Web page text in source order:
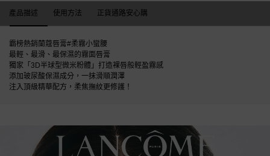
產品描述 使用方法 正貨通路安心購
霸榜熱銷蘭蔻唇膏#柔霧小蠻腰
最輕、最滑、最保濕的霧面唇膏
獨家「3D半球型微米粉體」打造裸唇般輕盈霧感
添加玻尿酸保濕成分，一抹滑順潤澤
注入頂級精華配方，柔焦撫紋更修護！
絕對完美柔霧唇膏reno(+新色號版)